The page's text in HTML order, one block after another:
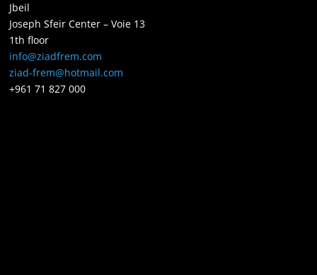
Jbeil
Joseph Sfeir Center – Voie 13
1th floor
info@ziadfrem.com
ziad-frem@hotmail.com
+961 71 827 000